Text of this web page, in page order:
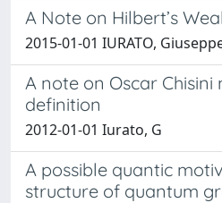
A Note on Hilbert’s
2015-01-01 IURATO,
A note on Oscar Chisini
definition
2012-01-01 Iurato, G
A possible quantic
structure of quantum